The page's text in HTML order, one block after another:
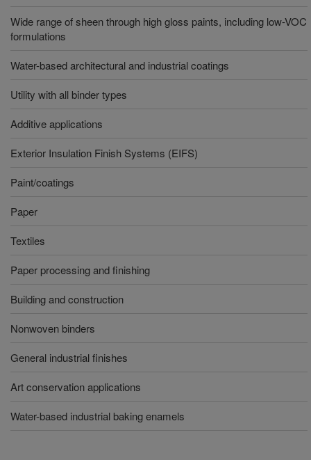
Wide range of sheen through high gloss paints, including low-VOC
formulations
Water-based architectural and industrial coatings
Utility with all binder types
Additive applications
Exterior Insulation Finish Systems (EIFS)
Paint/coatings
Paper
Textiles
Paper processing and finishing
Building and construction
Nonwoven binders
General industrial finishes
Art conservation applications
Water-based industrial baking enamels